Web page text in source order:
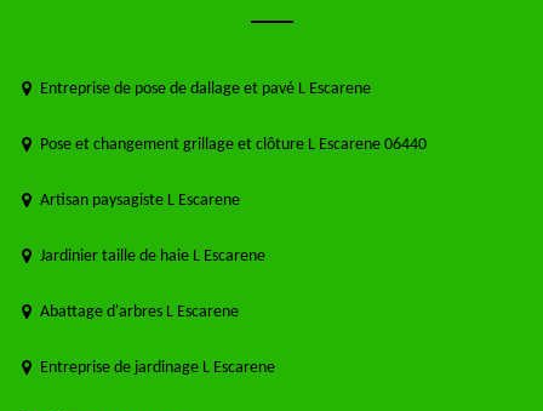
Entreprise de pose de dallage et pavé L Escarene
Pose et changement grillage et clôture L Escarene 06440
Artisan paysagiste L Escarene
Jardinier taille de haie L Escarene
Abattage d'arbres L Escarene
Entreprise de jardinage L Escarene